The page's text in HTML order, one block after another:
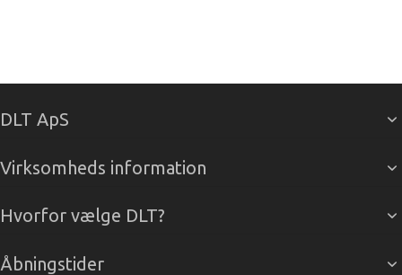
DLT ApS
Virksomheds information
Hvorfor vælge DLT?
Åbningstider